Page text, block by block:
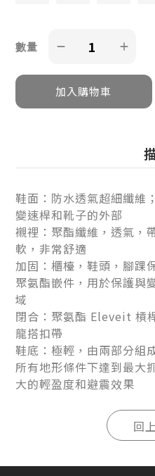
數量
鞋面：防水透氣超細纖維
變速桿和靴子的外部
襯裡：聚酯纖維，透氣，
軟，非常舒適
加固：櫃檯，鞋頭，腳踝
聚氨酯嵌件，用於保護與
域
閉合：聚氨酯 Eleveit 槓
龍搭扣帶
鞋底：極輕，由兩部分組
所有地形條件下達到最大
大的輕盈度和避震效果